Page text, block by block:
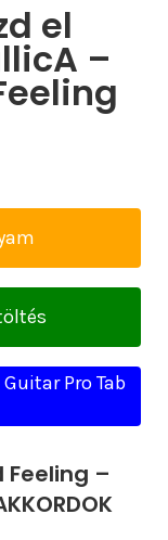
el
–
Pro Tab
Feeling –